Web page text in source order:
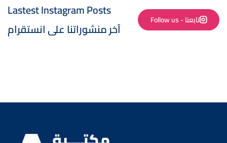
Lastest Instagram Posts
آخر منشوراتنا على انستقرام
Follow us - تابعنا